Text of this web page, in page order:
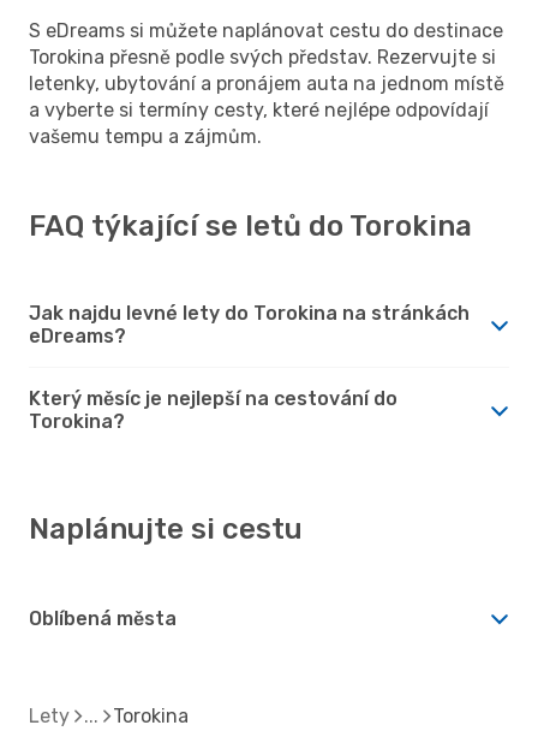
S eDreams si můžete naplánovat cestu do destinace
Torokina přesně podle svých představ. Rezervujte si
letenky, ubytování a pronájem auta na jednom místě
a vyberte si termíny cesty, které nejlépe odpovídají
vašemu tempu a zájmům.
FAQ týkající se letů do Torokina
Jak najdu levné lety do Torokina na stránkách
eDreams?
Který měsíc je nejlepší na cestování do
Torokina?
Naplánujte si cestu
Oblíbená města
Lety Torokina